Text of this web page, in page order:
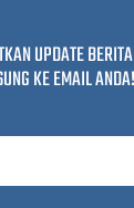
UPDATE
KE EMAIL ANDA!